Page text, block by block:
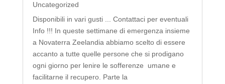
Uncategorized
Disponibili in vari gusti ... Contattaci per eventuali
Info !!! In queste settimane di emergenza insieme
a Novaterra Zeelandia abbiamo scelto di essere
accanto a tutte quelle persone che si prodigano
ogni giorno per lenire le sofferenze umane e
facilitarne il recupero. Parte la